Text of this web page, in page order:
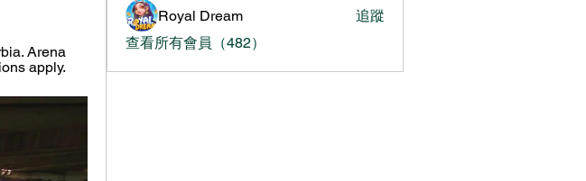
Arena
apply.
Royal Dream
追蹤
查看所有會員（482）